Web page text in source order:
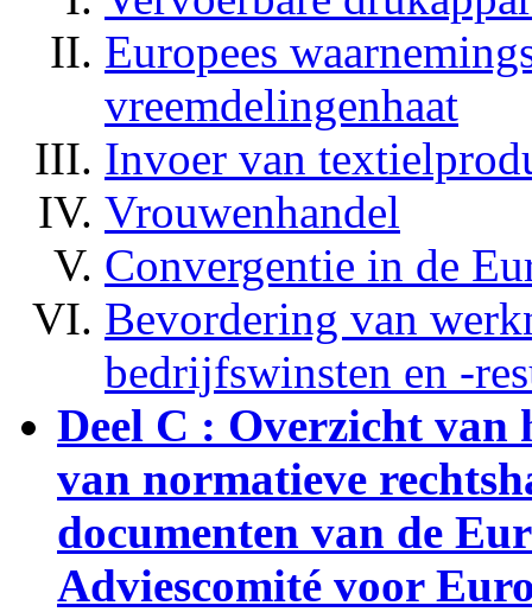
Europees
vreemdelingenhaat
Invoer van
Vrouwenhandel
Convergentie in de
Bevordering van
bedrijfswinsten en -
Deel C : Overzicht van
van normatieve
documenten van de
Adviescomité voor